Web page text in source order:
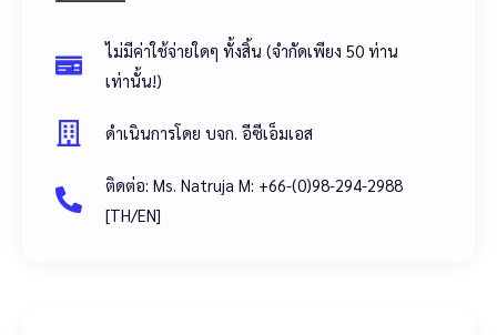
ไม่มีค่าใช้จ่ายใดๆ ทั้งสิ้น (จำกัดเพียง 50 ท่าน
เท่านั้น!)
ดำเนินการโดย บจก. อีซีเอ็มเอส
ติดต่อ: Ms. Natruja M: +66-(0)98-294-2988
[TH/EN]